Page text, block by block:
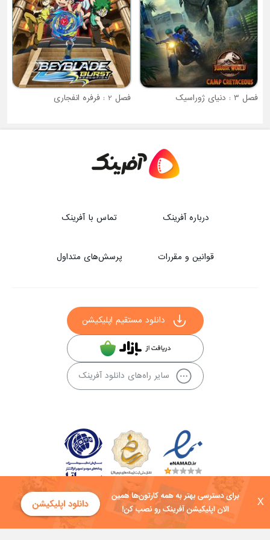
X
فصل 3 : دنیای ژوراسیک فصل 2 : فرفره انفجاری
درباره آفرینک تماس با آفرینک
قوانین و مقررات پرسش‌های متداول
دانلود مستقیم اپلیکیشن
سایر راه‌های دانلود آفرینک
کلیه حقوق این سایت به شرکت توسعه فناوی هفت آسمان توکان تعلق دارد و